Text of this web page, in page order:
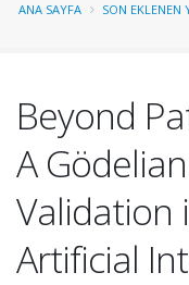
ANA SAYFA SON EKLENEN
Beyond
A
Validation
Artificial